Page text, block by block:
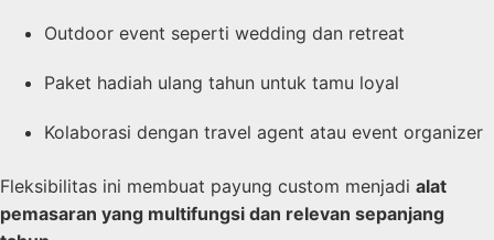
Outdoor event seperti wedding dan retreat
Paket hadiah ulang tahun untuk tamu loyal
Kolaborasi dengan travel agent atau event organizer
Fleksibilitas ini membuat payung custom menjadi alat
pemasaran yang multifungsi dan relevan sepanjang